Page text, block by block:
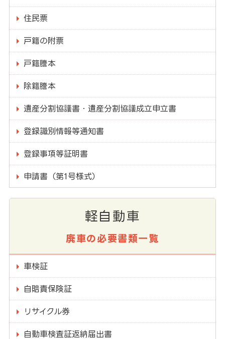
住民票
戸籍の附票
戸籍謄本
除籍謄本
遺産分割協議書・遺産分割協議成立申立書
登録識別情報等通知書
登録事項等証明書
申請書（第1号様式）
軽自動車
廃車の必要書類一覧
車検証
自賠責保険証
リサイクル券
自動車検査証返納届出書